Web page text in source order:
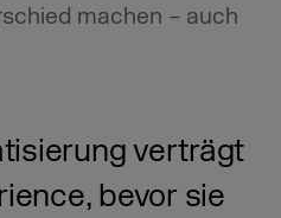
machen – auch
verträgt
bevor sie